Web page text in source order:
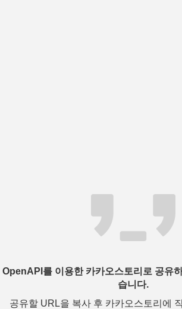
OpenAPI를 이용한 카카오스토리로 공유
습니다.
공유할 URL을 복사 후 카카오스토리에